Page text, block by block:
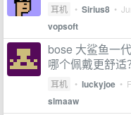
耳机 • Sirius8 •
vopsoft
bose 大鲨鱼一
哪个佩戴更舒适
耳机 • luckyjoe •
slmaaw